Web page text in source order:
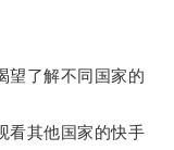
了解不同国家的
其他国家的快手